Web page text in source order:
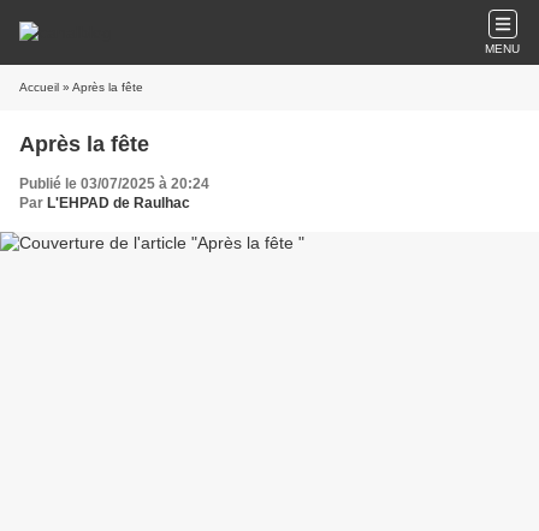
MENU
Accueil » Après la fête
Après la fête
Publié le 03/07/2025 à 20:24
Par L'EHPAD de Raulhac